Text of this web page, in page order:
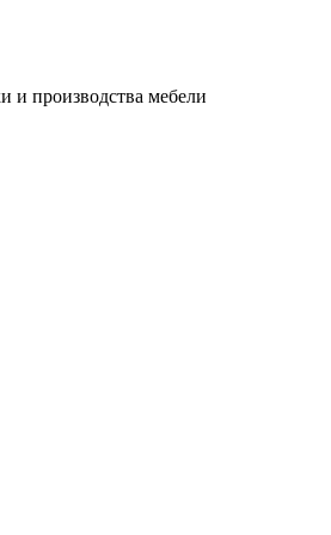
и производства мебели